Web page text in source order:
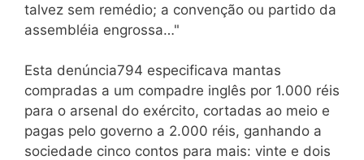
talvez sem remédio; a convenção ou partido da
assembléia engrossa…"
Esta denúncia794 especificava mantas
compradas a um compadre inglês por 1.000 réis
para o arsenal do exército, cortadas ao meio e
pagas pelo governo a 2.000 réis, ganhando a
sociedade cinco contos para mais: vinte e dois